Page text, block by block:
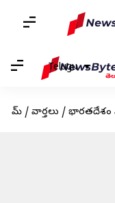
Telugu
హోమ్ / వార్తలు / భారతదేశం